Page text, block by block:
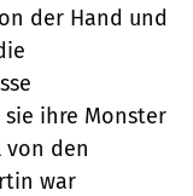
der Hand und
ihre Monster
den
war